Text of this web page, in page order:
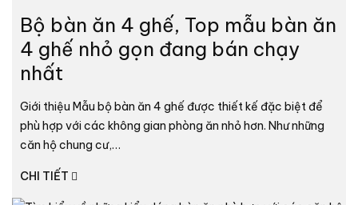
Bộ bàn ăn 4 ghế, Top mẫu bàn ăn
4 ghế nhỏ gọn đang bán chạy
nhất
Giới thiệu Mẫu bộ bàn ăn 4 ghế được thiết kế đặc biệt để
phù hợp với các không gian phòng ăn nhỏ hơn. Như những
căn hộ chung cư,…
CHI TIẾT